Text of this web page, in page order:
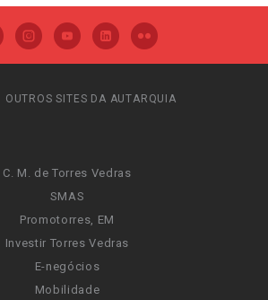
OUTROS SITES DA AUTARQUIA
C. M. de Torres Vedras
SMAS
Promotorres, EM
Investir Torres Vedras
E-negócios
Mobilidade